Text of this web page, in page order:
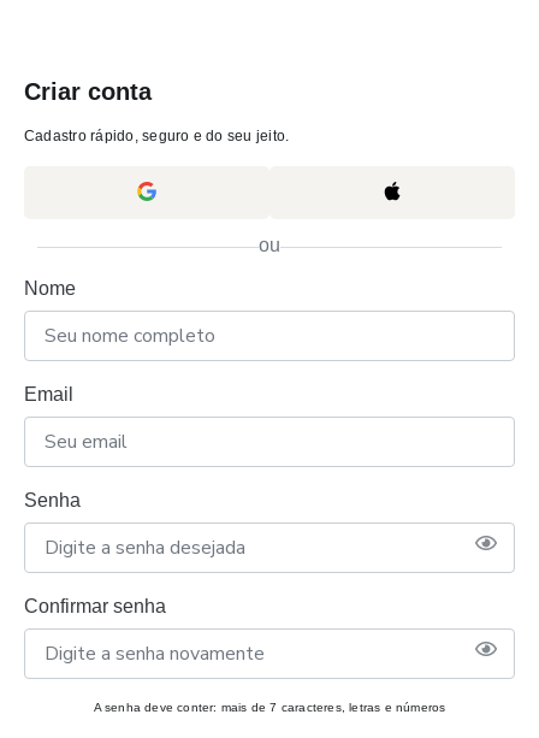
Criar conta
Cadastro rápido, seguro e do seu jeito.
ou
Nome
Email
Senha
Confirmar senha
A senha deve conter: mais de 7 caracteres, letras e números